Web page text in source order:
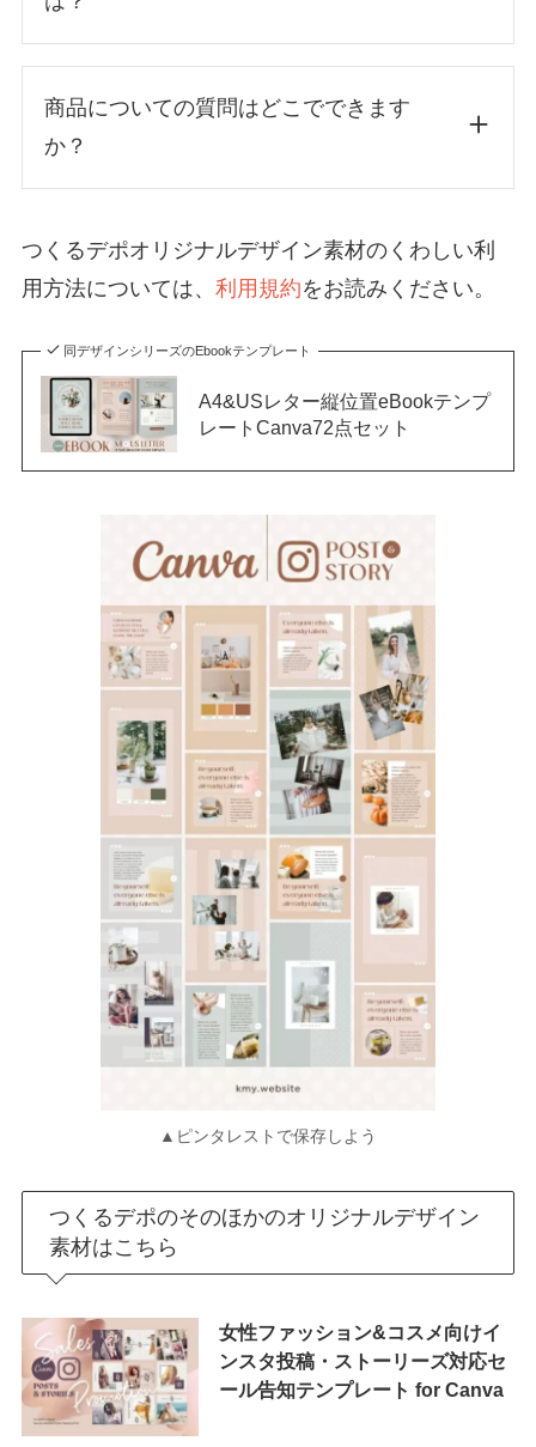
同じデザインシリーズ内のテンプレート数
の豊富さ
商品についての質問はどこでできます
か？
お名前
メールアドレス
メールアドレス
※Canvaの使い方についてはお答えしておりません。
つくるデポオリジナルデザイン素材のくわしい利
用方法については、 利用規約をお読みください。
同デザインシリーズのEbookテンプレート
A4&USレター縦位置eBookテンプ
レートCanva72点セット
▲ピンタレストで保存しよう
つくるデポのそのほかのオリジナルデザイン
素材はこちら
女性ファッション&コスメ向けイ
ンスタ投稿・ストーリーズ対応セ
ール告知テンプレート for Canva